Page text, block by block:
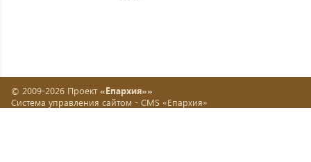
© 2009-2026 Проект «Епархия»»
Система управления сайтом - CMS «Епархия»